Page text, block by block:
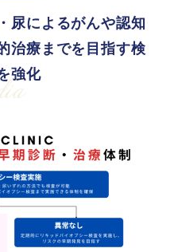
尿によるがんや認知
治療までを目指す検
強化